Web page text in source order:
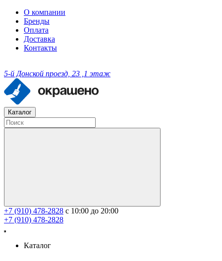
О компании
Бренды
Оплата
Доставка
Контакты
5-й Донской проезд, 23 ,1 этаж
Каталог
+7 (910) 478-2828 с 10:00 до 20:00
+7 (910) 478-2828
Каталог